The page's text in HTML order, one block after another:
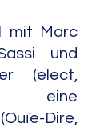
mit Marc
und
(elect,
eine
Dire,